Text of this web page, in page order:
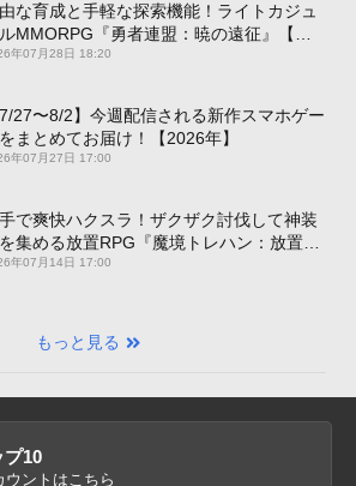
な育成と手軽な探索機能！ライトカジュ
MMORPG『勇者連盟：暁の遠征』【最
PICKUP】
年07月28日 18:20
7/27〜8/2】今週配信される新作スマホゲー
まとめてお届け！【2026年】
年07月27日 17:00
で爽快ハクスラ！ザクザク討伐して神装
集める放置RPG『魔境トレハン：放置で
備』【最新作PICKUP】
年07月14日 17:00
もっと見る
プ10
ウントはこちら